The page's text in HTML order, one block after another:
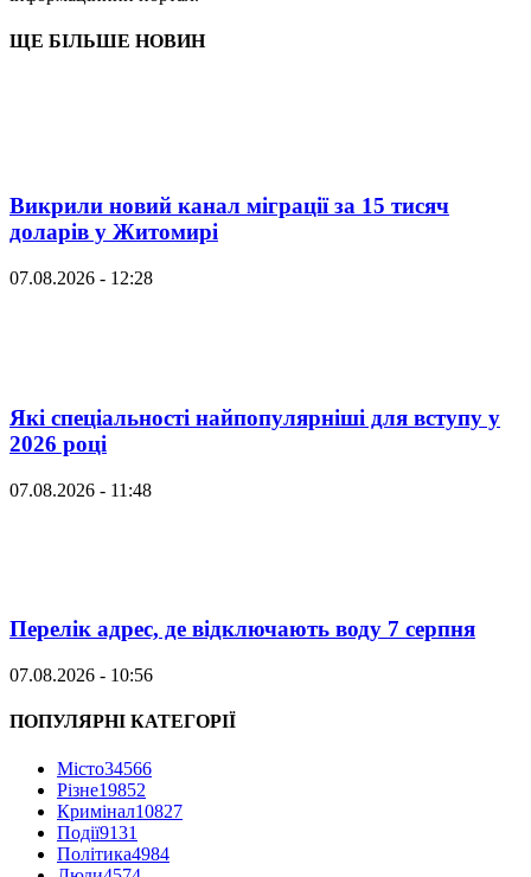
ЩЕ БІЛЬШЕ НОВИН
Викрили новий канал міграції за 15 тисяч
доларів у Житомирі
07.08.2026 - 12:28
Які спеціальності найпопулярніші для вступу у
2026 році
07.08.2026 - 11:48
Перелік адрес, де відключають воду 7 серпня
07.08.2026 - 10:56
ПОПУЛЯРНІ КАТЕГОРІЇ
Місто34566
Різне19852
Кримінал10827
Події9131
Політика4984